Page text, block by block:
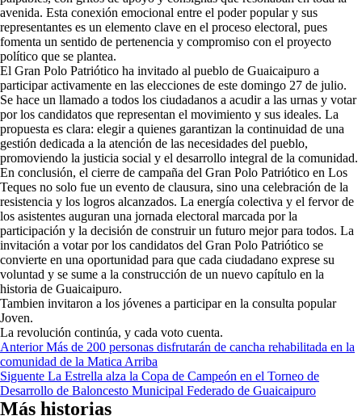
avenida. Esta conexión emocional entre el poder popular y sus
representantes es un elemento clave en el proceso electoral, pues
fomenta un sentido de pertenencia y compromiso con el proyecto
político que se plantea.
El Gran Polo Patriótico ha invitado al pueblo de Guaicaipuro a
participar activamente en las elecciones de este domingo 27 de julio.
Se hace un llamado a todos los ciudadanos a acudir a las urnas y votar
por los candidatos que representan el movimiento y sus ideales. La
propuesta es clara: elegir a quienes garantizan la continuidad de una
gestión dedicada a la atención de las necesidades del pueblo,
promoviendo la justicia social y el desarrollo integral de la comunidad.
En conclusión, el cierre de campaña del Gran Polo Patriótico en Los
Teques no solo fue un evento de clausura, sino una celebración de la
resistencia y los logros alcanzados. La energía colectiva y el fervor de
los asistentes auguran una jornada electoral marcada por la
participación y la decisión de construir un futuro mejor para todos. La
invitación a votar por los candidatos del Gran Polo Patriótico se
convierte en una oportunidad para que cada ciudadano exprese su
voluntad y se sume a la construcción de un nuevo capítulo en la
historia de Guaicaipuro.
Tambien invitaron a los jóvenes a participar en la consulta popular
Joven.
La revolución continúa, y cada voto cuenta.
Navegación
de
entradas
AnteriorMás de 200 personas disfrutarán de cancha rehabilitada en la
comunidad de la Matica Arriba
Siguente La Estrella alza la Copa de Campeón en el Torneo de
Desarrollo de Baloncesto Municipal Federado de Guaicaipuro
Más historias